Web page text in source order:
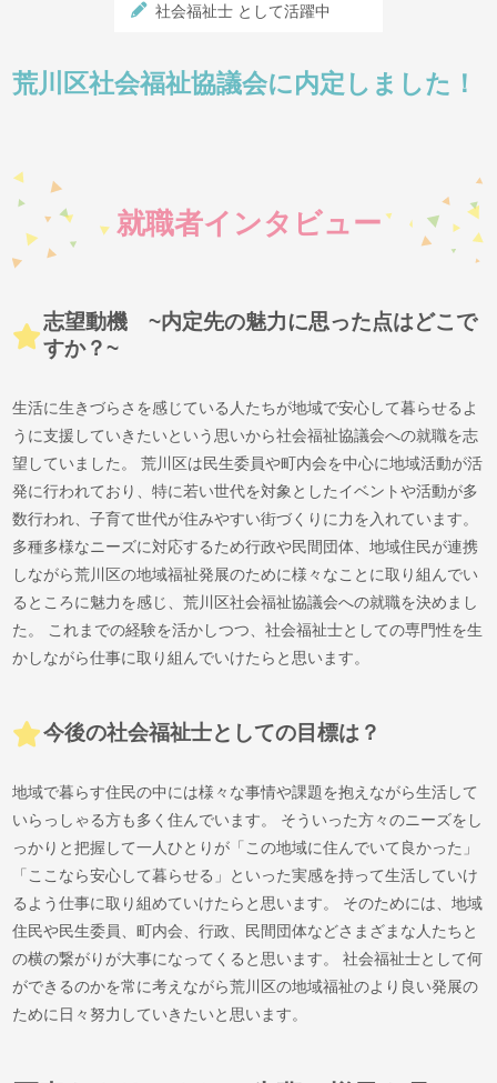
社会福祉士 として活躍中
荒川区社会福祉協議会に内定しました！
就職者インタビュー
志望動機 ~内定先の魅力に思った点はどこで
すか？~
生活に生きづらさを感じている人たちが地域で安心して暮らせるよ
うに支援していきたいという思いから社会福祉協議会への就職を志
望していました。 荒川区は民生委員や町内会を中心に地域活動が活
発に行われており、特に若い世代を対象としたイベントや活動が多
数行われ、子育て世代が住みやすい街づくりに力を入れています。
多種多様なニーズに対応するため行政や民間団体、地域住民が連携
しながら荒川区の地域福祉発展のために様々なことに取り組んでい
るところに魅力を感じ、荒川区社会福祉協議会への就職を決めまし
た。 これまでの経験を活かしつつ、社会福祉士としての専門性を生
かしながら仕事に取り組んでいけたらと思います。
今後の社会福祉士としての目標は？
地域で暮らす住民の中には様々な事情や課題を抱えながら生活して
いらっしゃる方も多く住んでいます。 そういった方々のニーズをし
っかりと把握して一人ひとりが「この地域に住んでいて良かった」
「ここなら安心して暮らせる」といった実感を持って生活していけ
るよう仕事に取り組めていけたらと思います。 そのためには、地域
住民や民生委員、町内会、行政、民間団体などさまざまな人たちと
の横の繋がりが大事になってくると思います。 社会福祉士として何
ができるのかを常に考えながら荒川区の地域福祉のより良い発展の
ために日々努力していきたいと思います。